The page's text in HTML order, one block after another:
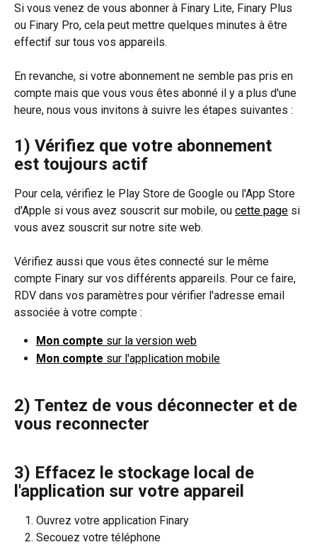
Si vous venez de vous abonner à Finary Lite, Finary Plus
ou Finary Pro, cela peut mettre quelques minutes à être
effectif sur tous vos appareils.
En revanche, si votre abonnement ne semble pas pris en
compte mais que vous vous êtes abonné il y a plus d'une
heure, nous vous invitons à suivre les étapes suivantes :
1) Vérifiez que votre abonnement
est toujours actif
Pour cela, vérifiez le Play Store de Google ou l'App Store
d'Apple si vous avez souscrit sur mobile, ou cette page si
vous avez souscrit sur notre site web.
Vérifiez aussi que vous êtes connecté sur le même
compte Finary sur vos différents appareils. Pour ce faire,
RDV dans vos paramètres pour vérifier l'adresse email
associée à votre compte :
Mon compte sur la version web
Mon compte sur l'application mobile
2) Tentez de vous déconnecter et de
vous reconnecter
3) Effacez le stockage local de
l'application sur votre appareil
Ouvrez votre application Finary
Secouez votre téléphone